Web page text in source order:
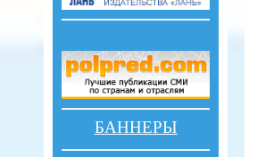
БАННЕРЫ